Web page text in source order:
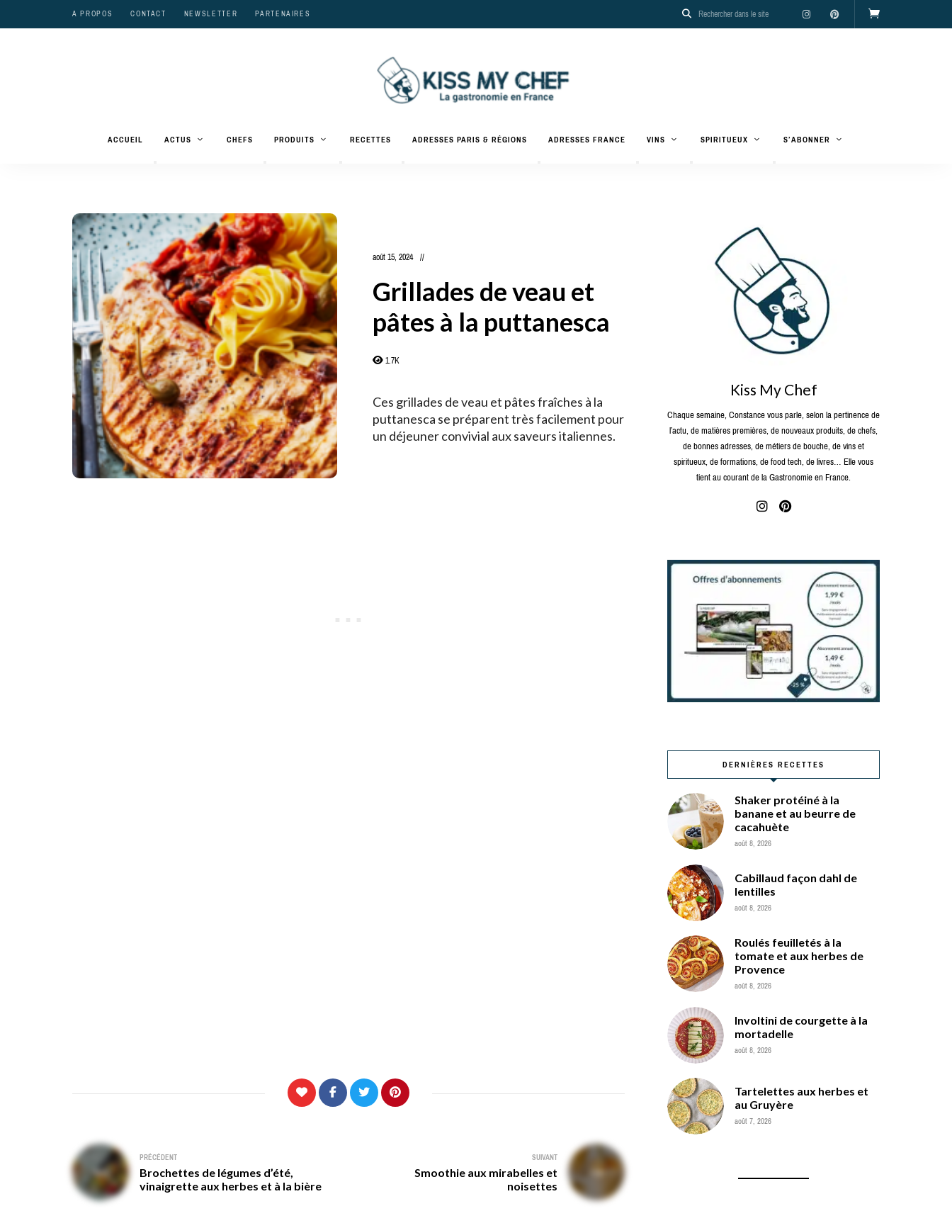
A PROPOS CONTACT NEWSLETTER PARTENAIRES
Kiss
gastronomiques
et
ACCUEIL ACTUS CHEFS PRODUITS RECETTES ADRESSES PARIS & RÉGIONS ADRESSES FRANCE VINS SPIRITUEUX S’ABONNER
août 15, 2024
Grillades de veau et
pâtes à la puttanesca
1.7K
Ces grillades de veau et pâtes fraîches à la
puttanesca se préparent très facilement pour
un déjeuner convivial aux saveurs italiennes.
Navigation
de
l’article
PRÉCÉDENT
Brochettes de légumes d’été,
vinaigrette aux herbes et à la bière
SUIVANT
Smoothie aux mirabelles et
noisettes
Kiss My Chef
Chaque semaine, Constance vous parle, selon la pertinence de
l’actu, de matières premières, de nouveaux produits, de chefs,
de bonnes adresses, de métiers de bouche, de vins et
spiritueux, de formations, de food tech, de livres… Elle vous
tient au courant de la Gastronomie en France.
DERNIÈRES RECETTES
Shaker protéiné à la
banane et au beurre de
cacahuète
août 8, 2026
Cabillaud façon dahl de
lentilles
août 8, 2026
Roulés feuilletés à la
tomate et aux herbes de
Provence
août 8, 2026
Involtini de courgette à la
mortadelle
août 8, 2026
Tartelettes aux herbes et
au Gruyère
août 7, 2026